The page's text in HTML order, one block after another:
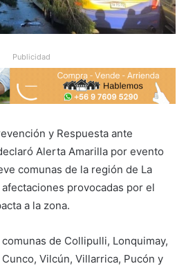
Publicidad
y Respuesta ante
Alerta Amarilla por evento
comunas de la región de La
provocadas por el
a la zona.
de Collipulli, Lonquimay,
Vilcún, Villarrica, Pucón y